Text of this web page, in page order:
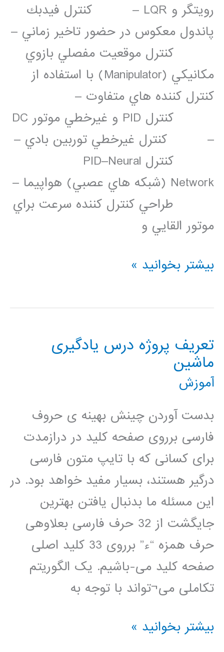
رويتگر و LQR – كنترل فيدبك
پاندول معكوس در حضور تاخير زماني –
كنترل موقعيت مفصلي بازوي
مكانيكي (Manipulator) با استفاده از
كنترل كننده هاي متفاوت –
كنترل PID و غيرخطي موتور DC
– كنترل غيرخطي توربين بادي –
كنترل PID–Neural
Network (شبكه هاي عصبي) هواپيما –
طراحي كنترل كننده سرعت براي
موتور القايي و
پروژه
دانشجويی
بیشتر بخوانید »
تعریف پروژه درس یادگیری
ماشین
آموزش
بدست آوردن چینش بهینه ی حروف
فارسی برروی صفحه کلید در درازمدت
برای کسانی که با تایپ متون فارسی
درگیر هستند، بسیار مفید خواهد بود. در
این مسئله ما بدنبال یافتن بهترین
جایگشت از 32 حرف فارسی بعلاوهی
حرف همزه “ء” برروی 33 کلید اصلی
صفحه کلید می-باشیم. یک الگوریتم
تکاملی می¬تواند با توجه به
تعریف
بیشتر بخوانید »